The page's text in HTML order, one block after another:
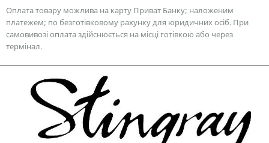
Оплата товару можлива на карту Приват Банку; наложеним
платежем; по безготівковому рахунку для юридичних осіб. При
самовивозі оплата здійснюється на місці готівкою або через
термінал.